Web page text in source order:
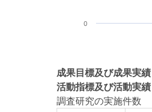
0
成果目標及び成果実績
活動指標及び活動実績
調査研究の実施件数